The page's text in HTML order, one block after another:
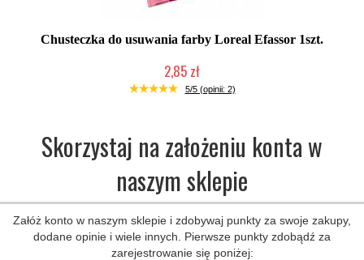
Chusteczka do usuwania farby Loreal Efassor 1szt.
2,85 zł
Chwilowo niedostępny
5/5 (opinii: 2)
Skorzystaj na założeniu konta w
naszym sklepie
Załóż konto w naszym sklepie i zdobywaj punkty za swoje zakupy,
dodane opinie i wiele innych. Pierwsze punkty zdobądź za
zarejestrowanie się poniżej: